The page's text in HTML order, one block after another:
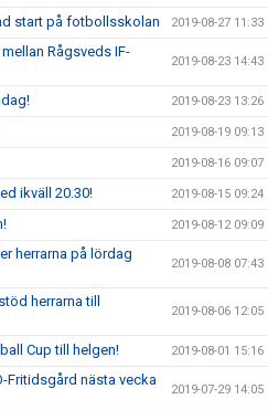
start på fotbollsskolan 2019-08-27 11:33
Rågsveds IF-
2019-08-23 14:43
2019-08-23 13:26
2019-08-19 09:13
2019-08-16 09:07
ikväll 20.30! 2019-08-15 09:24
2019-08-12 09:09
herrarna på lördag
2019-08-08 07:43
herrarna till
2019-08-06 12:05
Cup till helgen! 2019-08-01 15:16
Fritidsgård nästa vecka
2019-07-29 14:05